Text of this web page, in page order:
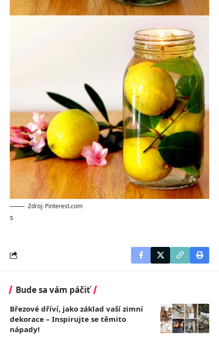
Zdroj: Pinterest.com
s
Bude sa vám páčiť
Březové dříví, jako základ vaší zimní
dekorace – Inspirujte se těmito
nápady!